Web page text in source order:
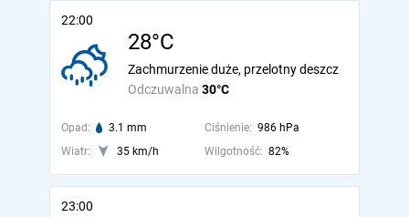
22:00
28°C
Odczuwalna 30°C
Zachmurzenie duże, przelotny deszcz
Opad: 3.1 mm Ciśnienie: 986 hPa
Wiatr:
35 km/h Wilgotność: 82%
23:00